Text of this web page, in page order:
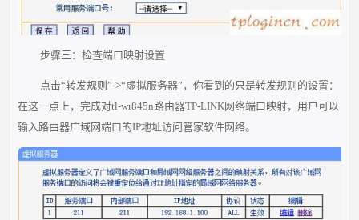
步骤三：检查端口映射设置
点击“转发规则”->“虚拟服务器”，你看到的只是转发规则的设置：
在这一点上，完成对tl-wr845n路由器TP-LINK网络端口映射，用户可以
输入路由器广域网端口的IP地址访问管家软件网络。